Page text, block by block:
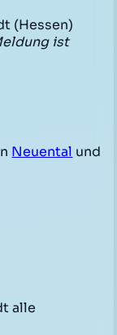
(Hessen)
ist
Neuental und
alle